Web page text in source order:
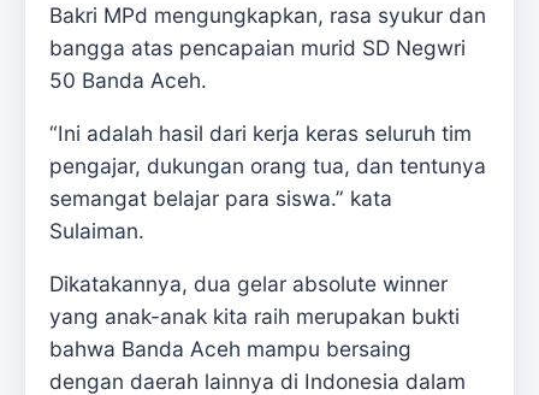
Bakri MPd mengungkapkan, rasa syukur dan
bangga atas pencapaian murid SD Negwri
50 Banda Aceh.
“Ini adalah hasil dari kerja keras seluruh tim
pengajar, dukungan orang tua, dan tentunya
semangat belajar para siswa.” kata
Sulaiman.
Dikatakannya, dua gelar absolute winner
yang anak-anak kita raih merupakan bukti
bahwa Banda Aceh mampu bersaing
dengan daerah lainnya di Indonesia dalam